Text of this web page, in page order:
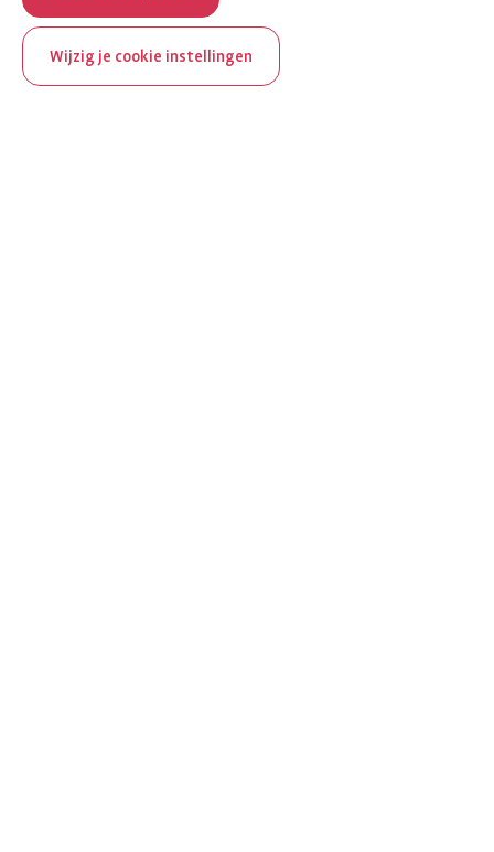
Wijzig je cookie instellingen
Toon alle onderwerpen